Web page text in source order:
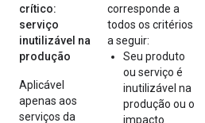
crítico:
serviço
inutilizável na
produção
Aplicável
apenas aos
serviços da
corresponde a
todos os critérios
a seguir:
Seu produto
ou serviço é
inutilizável na
produção ou o
impacto